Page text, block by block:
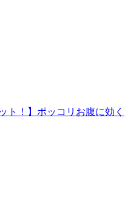
ト！】ポッコリお腹に効く